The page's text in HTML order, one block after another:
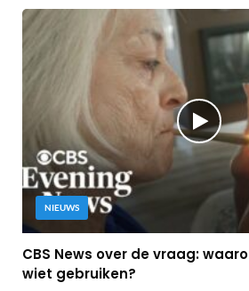
NIEUWS
CBS News over de vraag:
wiet gebruiken?